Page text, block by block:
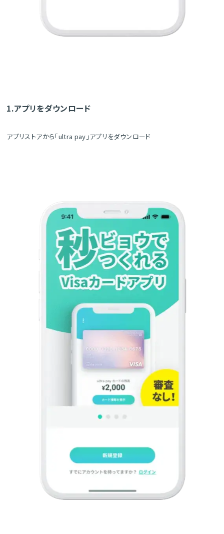
1.アプリをダウンロード
アプリストアから「ultra pay」アプリをダウンロード